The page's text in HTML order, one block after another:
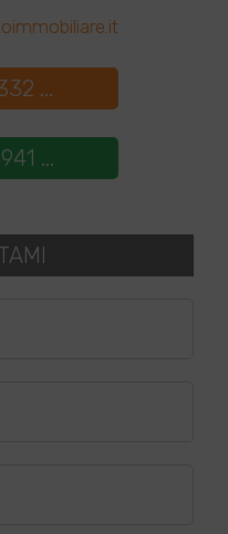
...
...